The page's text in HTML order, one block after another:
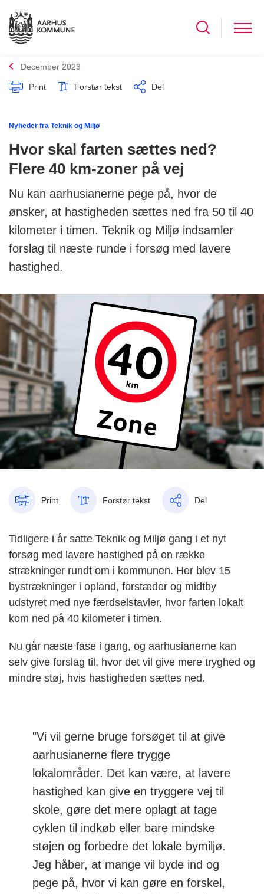
December 2023
Print Forstør tekst Del
Nyheder fra Teknik og Miljø
Hvor skal farten sættes ned?
Flere 40 km-zoner på vej
Nu kan aarhusianerne pege på, hvor de
ønsker, at hastigheden sættes ned fra 50 til 40
kilometer i timen. Teknik og Miljø indsamler
forslag til næste runde i forsøg med lavere
hastighed.
Print Forstør tekst Del
Tidligere i år satte Teknik og Miljø gang i et nyt
forsøg med lavere hastighed på en række
strækninger rundt om i kommunen. Her blev 15
bystrækninger i opland, forstæder og midtby
udstyret med nye færdselstavler, hvor farten lokalt
kom ned på 40 kilometer i timen.
Nu går næste fase i gang, og aarhusianerne kan
selv give forslag til, hvor det vil give mere tryghed og
mindre støj, hvis hastigheden sættes ned.
"Vi vil gerne bruge forsøget til at give
aarhusianerne flere trygge
lokalområder. Det kan være, at lavere
hastighed kan give en tryggere vej til
skole, gøre det mere oplagt at tage
cyklen til indkøb eller bare mindske
støjen og forbedre det lokale bymiljø.
Jeg håber, at mange vil byde ind og
pege på, hvor vi kan gøre en forskel,